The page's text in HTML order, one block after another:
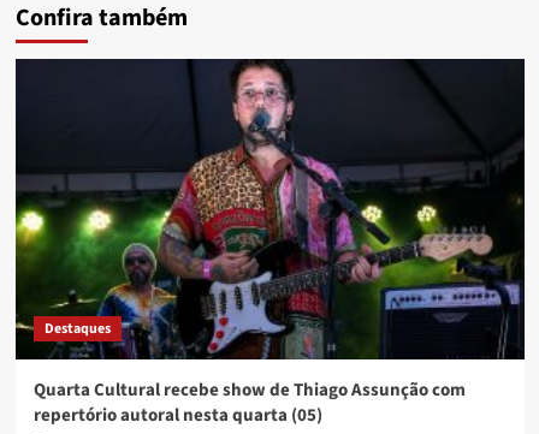
Confira também
Destaques
Quarta Cultural recebe show de Thiago Assunção com
repertório autoral nesta quarta (05)